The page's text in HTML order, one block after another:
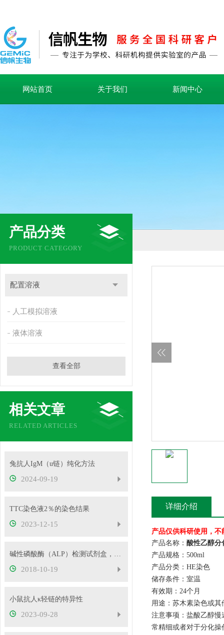
网站首页 关于我们 新闻中心
产品分类
PRODUCT CATEGORY
配置溶液
人工模拟溶液
液体溶液
查看全部
相关文章
RELATED ARTICLES
兔抗人IgM（u链）纯化方法
2024-09-19
TTC染色液2％的染色结果
2023-12-15
碱性磷酸酶（ALP）检测试剂盒，信帆生物带您一窥究竟
2018-10-19
小鼠抗人κ轻链的特异性
2023-09-28
详细介绍
产品仅供科研使用，
产品名称： 酸性乙醇分
产品规格：500ml
产品分类：HE染色
储存条件：室温
有效期：24个月
用途：苏木素染色或
注意事项：盐酸乙醇慢
常精细或者对于分化